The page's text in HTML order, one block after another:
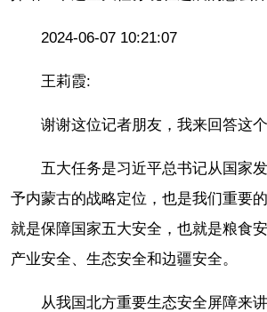
2024-06-07 10:21:07
王莉霞:
谢谢这位记者朋友，我来回答这个
五大任务是习近平总书记从国家
予内蒙古的战略定位，也是我们重要
就是保障国家五大安全，也就是粮食安
产业安全、生态安全和边疆安全。
从我国北方重要生态安全屏障来